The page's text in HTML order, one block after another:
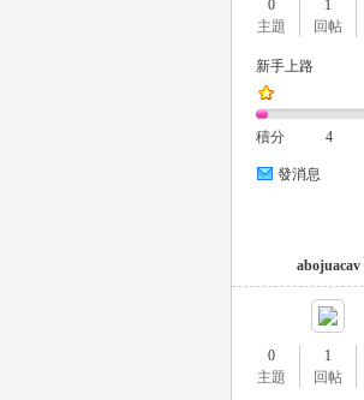
0
主題
1
回帖
新手上路
積分 4
發消息
abojuacav
0
主題
1
回帖